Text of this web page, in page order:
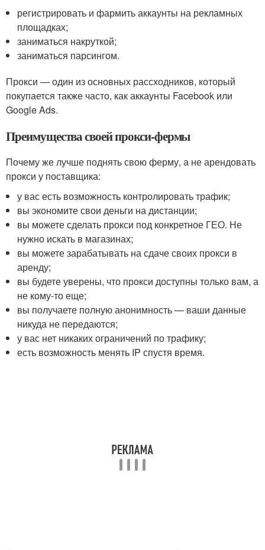
регистрировать и фармить аккаунты на рекламных
площадках;
заниматься накруткой;
заниматься парсингом.
Прокси — один из основных рассходников, который
покупается также часто, как аккаунты Facebook или
Google Ads.
Преимущества своей прокси-фермы
Почему же лучше поднять свою ферму, а не арендовать
прокси у поставщика:
у вас есть возможность контролировать трафик;
вы экономите свои деньги на дистанции;
вы можете сделать прокси под конкретное ГЕО. Не
нужно искать в магазинах;
вы можете зарабатывать на сдаче своих прокси в
аренду;
вы будете уверены, что прокси доступны только вам, а
не кому-то еще;
вы получаете полную анонимность — ваши данные
никуда не передаются;
у вас нет никаких ограничений по трафику;
есть возможность менять IP спустя время.